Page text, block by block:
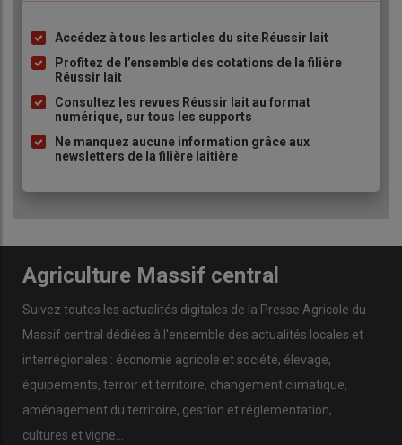
Liste
à
puce
Accédez à tous les articles du site Réussir lait
Profitez de l’ensemble des cotations de la filière
Réussir lait
Consultez les revues Réussir lait au format
numérique, sur tous les supports
Ne manquez aucune information grâce aux
newsletters de la filière laitière
Agriculture Massif central
Suivez toutes les actualités digitales de la Presse Agricole du
Massif central dédiées à l'ensemble des actualités locales et
interrégionales : économie agricole et société, élevage,
équipements, terroir et territoire, changement climatique,
aménagement du territoire, gestion et réglementation,
cultures et vigne...